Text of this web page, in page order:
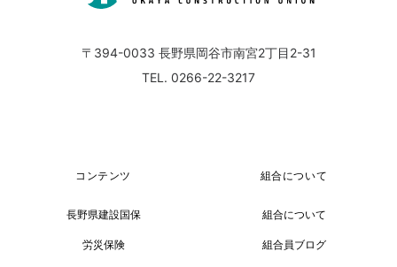
〒394-0033 長野県岡谷市南宮2丁目2-31
TEL. 0266-22-3217
コンテンツ
長野県建設国保
労災保険
組合について
組合について
組合員ブログ